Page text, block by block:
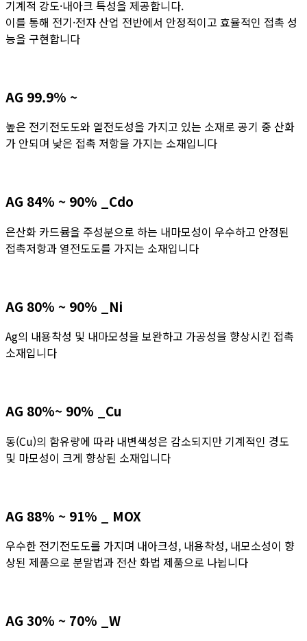
기계적 강도·내아크 특성을 제공합니다.
이를 통해 전기·전자 산업 전반에서 안정적이고 효율적인 접촉 성
능을 구현합니다
AG 99.9% ~
높은 전기전도도와 열전도성을 가지고 있는 소재로 공기 중 산화
가 안되며 낮은 접촉 저항을 가지는 소재입니다
AG 84% ~ 90% _Cdo
은산화 카드뮴을 주성분으로 하는 내마모성이 우수하고 안정된
접촉저항과 열전도도를 가지는 소재입니다
AG 80% ~ 90% _Ni
Ag의 내용착성 및 내마모성을 보완하고 가공성을 향상시킨 접촉
소재입니다
AG 80%~ 90% _Cu
동(Cu)의 함유량에 따라 내변색성은 감소되지만 기계적인 경도
및 마모성이 크게 향상된 소재입니다
AG 88% ~ 91% _ MOX
우수한 전기전도도를 가지며 내아크성, 내용착성, 내모소성이 향
상된 제품으로 분말법과 전산 화법 제품으로 나뉩니다
AG 30% ~ 70% _W